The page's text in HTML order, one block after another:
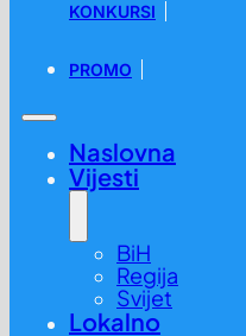
KONKURSI
PROMO
Naslovna
Vijesti
BiH
Regija
Svijet
Lokalno